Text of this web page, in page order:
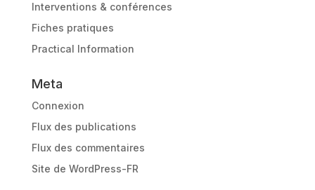
Interventions & conférences
Fiches pratiques
Practical Information
Meta
Connexion
Flux des publications
Flux des commentaires
Site de WordPress-FR